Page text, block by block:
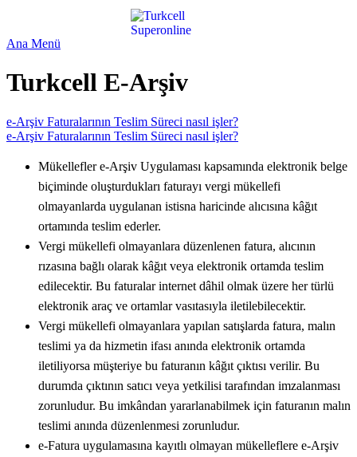
Ana Menü
Turkcell E-Arşiv
e-Arşiv Faturalarının Teslim Süreci nasıl işler?
e-Arşiv Faturalarının Teslim Süreci nasıl işler?
Mükellefler e-Arşiv Uygulaması kapsamında elektronik belge
biçiminde oluşturdukları faturayı vergi mükellefi
olmayanlarda uygulanan istisna haricinde alıcısına kâğıt
ortamında teslim ederler.
Vergi mükellefi olmayanlara düzenlenen fatura, alıcının
rızasına bağlı olarak kâğıt veya elektronik ortamda teslim
edilecektir. Bu faturalar internet dâhil olmak üzere her türlü
elektronik araç ve ortamlar vasıtasıyla iletilebilecektir.
Vergi mükellefi olmayanlara yapılan satışlarda fatura, malın
teslimi ya da hizmetin ifası anında elektronik ortamda
iletiliyorsa müşteriye bu faturanın kâğıt çıktısı verilir. Bu
durumda çıktının satıcı veya yetkilisi tarafından imzalanması
zorunludur. Bu imkândan yararlanabilmek için faturanın malın
teslimi anında düzenlenmesi zorunludur.
e-Fatura uygulamasına kayıtlı olmayan mükelleflere e-Arşiv